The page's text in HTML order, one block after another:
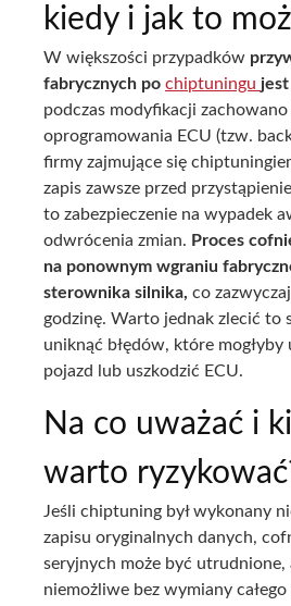
kiedy i jak to
W większości przypadków
fabrycznych po chiptuningu
podczas modyfikacji
oprogramowania ECU (tzw.
firmy zajmujące się
zapis zawsze przed
to zabezpieczenie na wypadek
odwrócenia zmian. Proces
na ponownym wgraniu
sterownika silnika, co
godzinę. Warto jednak zlecić to
uniknąć błędów, które
pojazd lub uszkodzić ECU.
Na co uważać i
warto
Jeśli chiptuning był wykonany
zapisu oryginalnych danych,
seryjnych może być utrudnione,
niemożliwe bez wymiany